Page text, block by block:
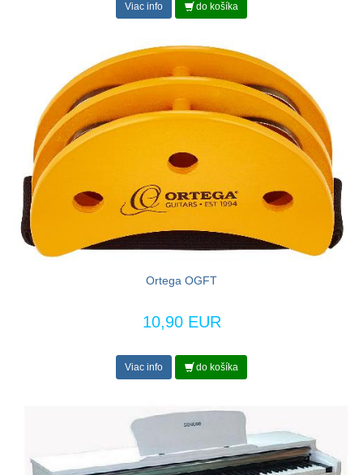
Viac info do košíka
Ortega OGFT
10,90 EUR
Viac info do košíka